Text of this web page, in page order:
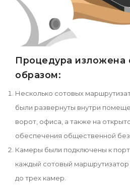
Процедура
образом:
Несколько сотовых
были развернуты внутри
ворот, офиса, а также на
обеспечения общественной
Камеры были подключены к
каждый сотовый
до трех камер.